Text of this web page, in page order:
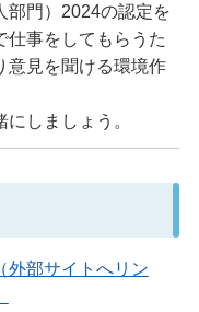
部門）2024の認定を
仕事をしてもらうた
意見を聞ける環境作
しましょう。
外部サイトへリン